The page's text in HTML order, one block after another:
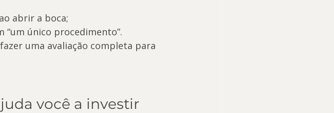
abrir a boca;
“um único procedimento”.
uma avaliação completa para
você a investir